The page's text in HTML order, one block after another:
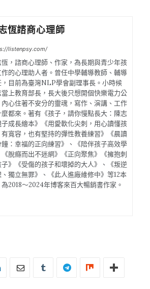
恆諮商心理師
listenpsy.com/
恆，諮商心理師、作家，為長期與青少年孩
的心理助人者。曾任中學輔導教師、輔導
，目前為臺灣NLP學會副理事長。小時候
上教育部長，長大後只想開個快樂電力公
內心住著不安分的靈魂，寫作、演講、工作
都來。著有《孩子，請你慢點長大：陳志
成長繪本》《用愛軟化尖刺，用心讀懂孩
寬容，也有堅持的彈性教養練習》《晨讀
鐘：幸福的正向練習》、《陪伴孩子高效學
《脫癮而出不迷網》《正向聚焦》《擁抱刺
》《受傷的孩子和壞掉的大人》、《叛逆
獨立無罪》、《此人進廠維修中》等12本
2018～2024年博客來百大暢銷書作家。